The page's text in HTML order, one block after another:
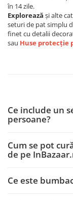
în 14 zile.
Explorează și alte
seturi de pat simplu
finet cu detalii
sau Huse protecție
Ce include un
persoane?
Cum se pot
de pe
Ce este